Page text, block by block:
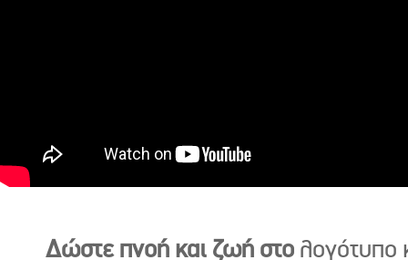
Δώστε πνοή και ζωή στο λογότυπο